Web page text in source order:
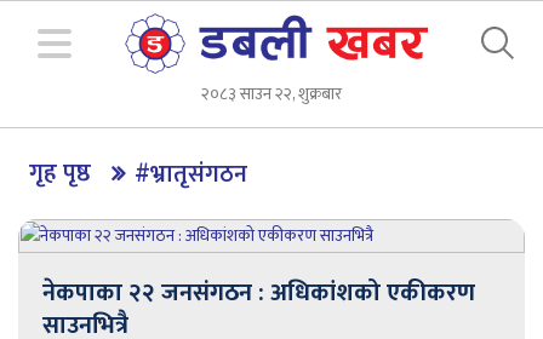
२०८३ साउन २२, शुक्रबार
गृह पृष्ठ #भ्रातृसंगठन
नेकपाका २२ जनसंगठन : अधिकांशको एकीकरण
साउनभित्रै